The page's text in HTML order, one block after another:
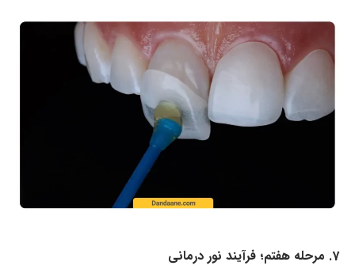
7. مرحله هفتم؛ فرآیند نور درمانی